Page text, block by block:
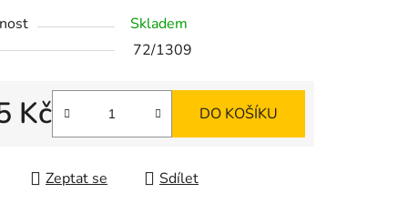
Skladem
72/1309
Kč DO KOŠÍKU
Zeptat se Sdílet